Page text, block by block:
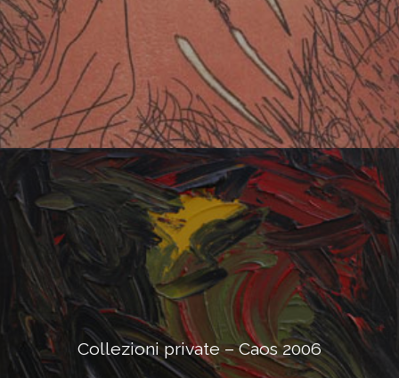
Collezioni private – Caos 2006